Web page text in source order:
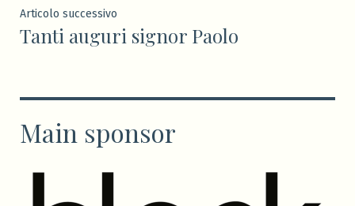
Articolo successivo
successivo:
Tanti auguri signor Paolo
Main sponsor